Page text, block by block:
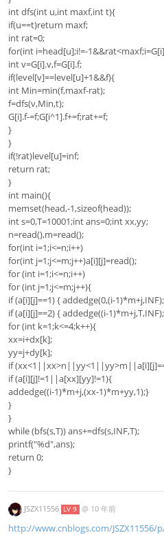
int dfs(int u,int maxf,int t){
if(u==t)return maxf;
int rat=0;
for(int i=head[u];i!=-
int v=G[i].v,f=G[i].f;
if(level[v]==level[u]+1&&f){
int Min=min(f,maxf-rat);
f=dfs(v,Min,t);
G[i].f-=f;G[i^1].f+=f;rat+=f;
}
}
if(!rat)level[u]=inf;
return rat;
}
int main(){
memset(head,-1,sizeof(head));
int s=0,T=10001;int ans=0;int xx,yy;
n=read(),m=read();
for(int i=1;i<=n;i++)
for(int j=1;j<=m;j++)a[i][j]=read();
for (int i=1;i<=n;i++)
for (int j=1;j<=m;j++){
if (a[i][j]==1) { addedge(0,(i-
if (a[i][j]==2) { addedge((i-
for (int k=1;k<=4;k++){
xx=i+dx[k];
yy=j+dy[k];
if
if (a[i][j]!=1||a[xx][yy]!=1){
addedge((i-1)*m+j,(xx-1)*m+yy,1);}
}
}
while (bfs(s,T)) ans+=dfs(s,INF,T);
printf("%d",ans);
return 0;
}
JSZX11556 LV 9 @ 10 年前
http://www.cnblogs.com/JSZX11556/